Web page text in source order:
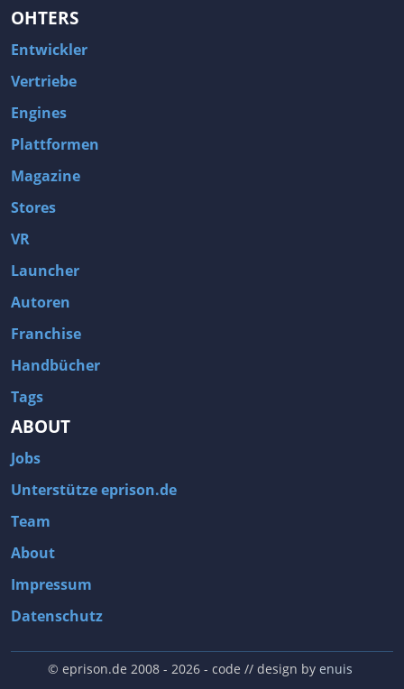
OHTERS
Entwickler
Vertriebe
Engines
Plattformen
Magazine
Stores
VR
Launcher
Autoren
Franchise
Handbücher
Tags
ABOUT
Jobs
Unterstütze eprison.de
Team
About
Impressum
Datenschutz
© eprison.de 2008 - 2026- code // design by enuis